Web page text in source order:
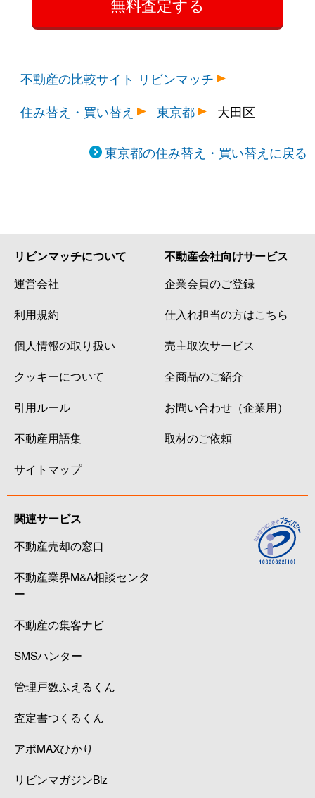
不動産の比較サイト リビンマッチ
住み替え・買い替え
東京都 大田区
東京都の住み替え・買い替えに戻る
リビンマッチについて
運営会社
利用規約
個人情報の取り扱い
クッキーについて
引用ルール
不動産用語集
サイトマップ
不動産会社向けサービス
企業会員のご登録
仕入れ担当の方はこちら
売主取次サービス
全商品のご紹介
お問い合わせ（企業用）
取材のご依頼
関連サービス
不動産売却の窓口
不動産業界M&A相談センタ
ー
不動産の集客ナビ
SMSハンター
管理戸数ふえるくん
査定書つくるくん
アポMAXひかり
リビンマガジンBiz